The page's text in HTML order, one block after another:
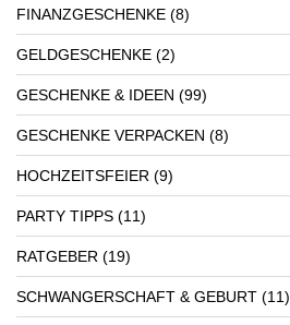
FINANZGESCHENKE (8)
GELDGESCHENKE (2)
GESCHENKE & IDEEN (99)
GESCHENKE VERPACKEN (8)
HOCHZEITSFEIER (9)
PARTY TIPPS (11)
RATGEBER (19)
SCHWANGERSCHAFT & GEBURT (11)